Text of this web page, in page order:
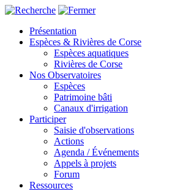
Présentation
Espèces & Rivières de Corse
Espèces aquatiques
Rivières de Corse
Nos Observatoires
Espèces
Patrimoine bâti
Canaux d'irrigation
Participer
Saisie d'observations
Actions
Agenda / Événements
Appels à projets
Forum
Ressources
Panneau de gestion des cookies